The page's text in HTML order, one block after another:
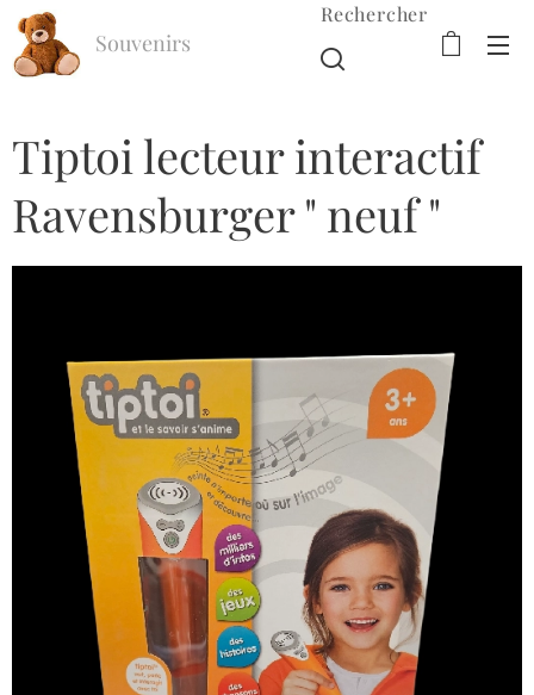
Souvenirs
Rechercher
Tiptoi lecteur interactif
Ravensburger " neuf "